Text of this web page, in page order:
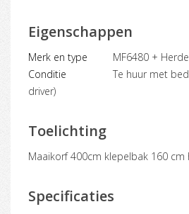
Eigenschappen
Merk en type
MF6480 +
Conditie
Te huur met
driver)
Toelichting
maaikorf 400cm klepelbak 160
Specificaties